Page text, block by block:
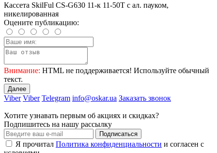
Кассета SkilFul CS-G630 11-к 11-50T c ал. пауком,
никелированная
Оцените публикацию:
Внимание: HTML не поддерживается! Используйте обычный
текст.
Далее
Viber Viber Telegram info@oskar.ua Заказать звонок
Хотите узнавать первым об акциях и скидках?
Подпишитесь на нашу рассылку
Подписаться
Я прочитал Политика конфиденциальности и согласен с